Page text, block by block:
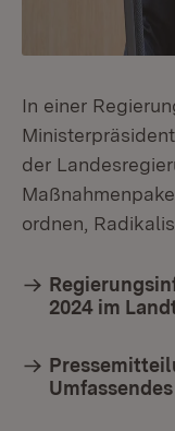
In einer
der
ordnen,
2024 im